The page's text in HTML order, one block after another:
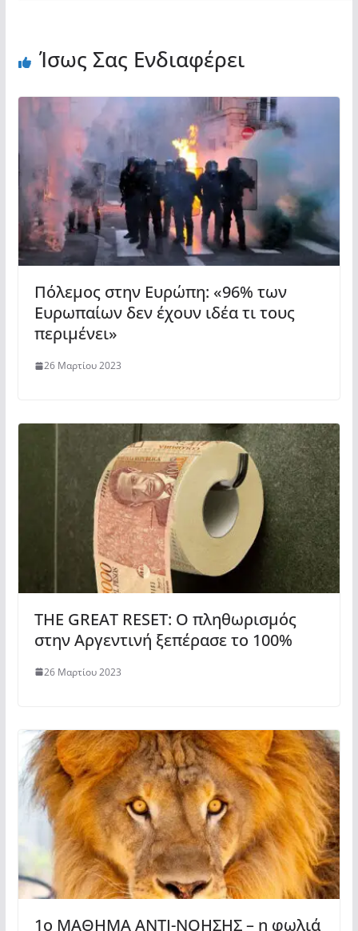
Ίσως Σας Ενδιαφέρει
Πόλεμος στην Ευρώπη: «96% των
Ευρωπαίων δεν έχουν ιδέα τι τους
περιμένει»
26 Μαρτίου 2023
THE GREAT RESET: Ο πληθωρισμός
στην Αργεντινή ξεπέρασε το 100%
26 Μαρτίου 2023
1ο ΜΑΘΗΜΑ ΑΝΤΙ-ΝΟΗΣΗΣ – η φωλιά